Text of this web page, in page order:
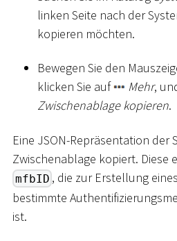
linken Seite nach der
kopieren möchten.
Bewegen Sie den
klicken Sie auf
Mehr,
Zwischenablage kopieren.
Eine JSON-Repräsentation der
Zwischenablage kopiert. Diese
mfbID , die zur Erstellung
bestimmte
ist.